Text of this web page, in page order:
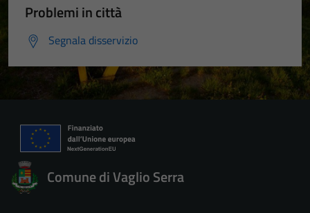
Problemi in città
Segnala disservizio
Comune di Vaglio Serra